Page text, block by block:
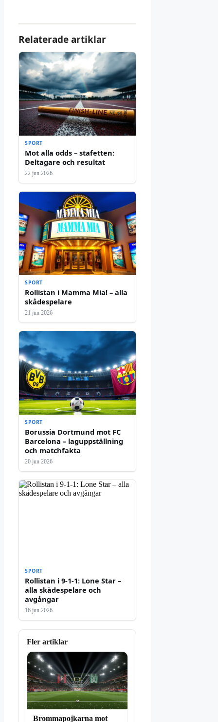
Relaterade artiklar
SPORT
Mot alla odds – stafetten:
Deltagare och resultat
22 jun 2026
SPORT
Rollistan i Mamma Mia! – alla
skådespelare
21 jun 2026
SPORT
Borussia Dortmund mot FC
Barcelona – laguppställning
och matchfakta
20 jun 2026
SPORT
Rollistan i 9-1-1: Lone Star –
alla skådespelare och
avgångar
16 jun 2026
Fler artiklar
Brommapojkarna mot